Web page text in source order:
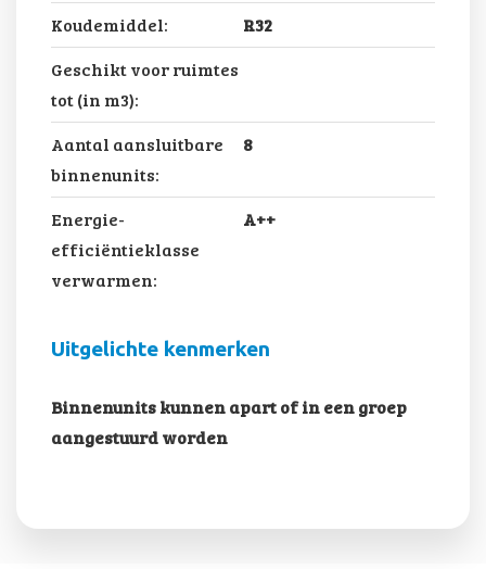
Koudemiddel:
R32
Geschikt voor ruimtes
tot (in m3):
Aantal aansluitbare
binnenunits:
8
Energie-
efficiëntieklasse
verwarmen:
A++
Uitgelichte kenmerken
Binnenunits kunnen apart of in een groep
aangestuurd worden